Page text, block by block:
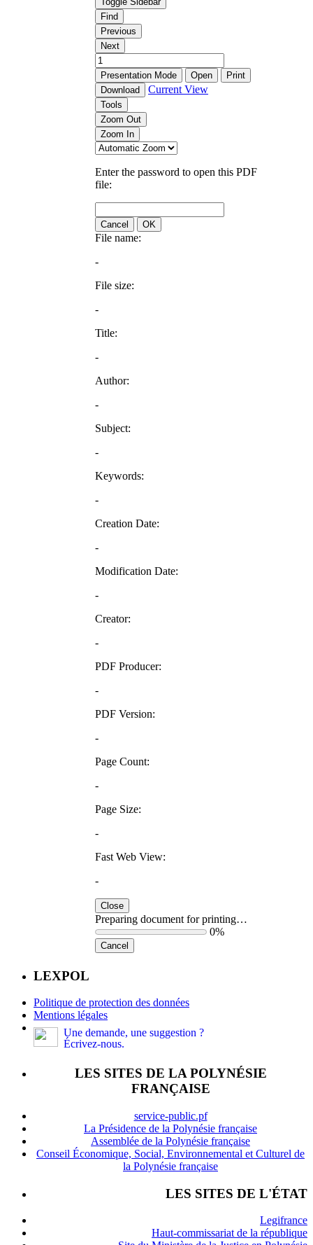
Find
Previous
Next
Presentation Mode Open
Print
Download
Current View
Tools
Zoom Out
Zoom In
Enter the password to open this PDF
file:
Cancel OK
File name:
-
File size:
-
Title:
-
Author:
-
Subject:
-
Keywords:
-
Creation Date:
-
Modification Date:
-
Creator:
-
PDF Producer:
-
PDF Version:
-
Page Count:
-
Page Size:
-
Fast Web View:
-
Close
Preparing document for printing…
0%
Cancel
LEXPOL
Politique de protection des données
Mentions légales
Une demande, une suggestion ?
Écrivez-nous.
LES SITES DE LA POLYNÉSIE
FRANÇAISE
service-public.pf
La Présidence de la Polynésie française
Assemblée de la Polynésie française
Conseil Économique, Social, Environnemental et Culturel de
la Polynésie française
LES SITES DE L'ÉTAT
Legifrance
Haut-commissariat de la république